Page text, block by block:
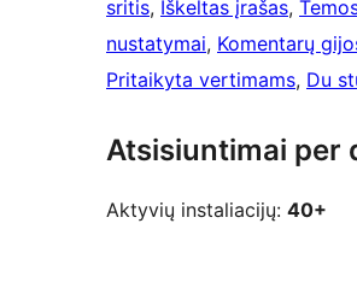
sritis, Iškeltas įrašas,
nustatymai, Komentarų
Pritaikyta vertimams, Du
Atsisiuntimai per
Aktyvių instaliacijų: 40+